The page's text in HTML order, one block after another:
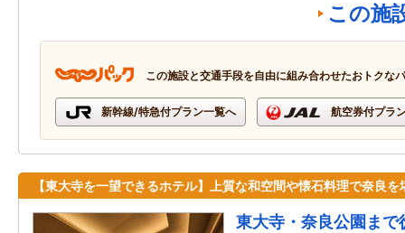
この施
この施設と交通手段を自由に組み合わせたおトクな
新幹線/特急付プラン一覧へ 航空券付プラ
【東大寺を一望できるホテル】上質な和空間や懐石料理で奈良を
東大寺・奈良公園ま